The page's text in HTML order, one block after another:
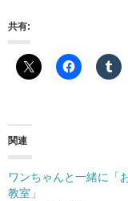
共有:
関連
ワンちゃんと一緒に「
教室」